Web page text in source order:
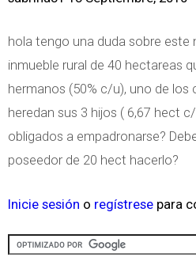
hola tengo una duda sobre este
inmueble rural de 40 hectareas
hermanos (50% c/u), uno de los
heredan sus 3 hijos ( 6,67 hect
obligados a empadronarse?
poseedor de 20 hect hacerlo?
Inicie sesión o regístrese para